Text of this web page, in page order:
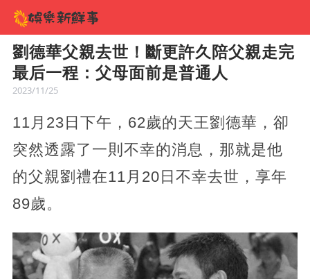
劉德華父親去世！斷更許久陪父親走完
最后一程：父母面前是普通人
2023/11/25
11月23日下午，62歲的天王劉德華，卻
突然透露了一則不幸的消息，那就是他
的父親劉禮在11月20日不幸去世，享年
89歲。